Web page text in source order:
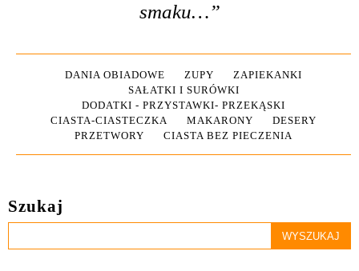
smaku…”
DANIA OBIADOWE ZUPY
ZAPIEKANKI
SAŁATKI I SURÓWKI
DODATKI - PRZYSTAWKI- PRZEKĄSKI
CIASTA-CIASTECZKA
MAKARONY
DESERY
PRZETWORY
CIASTA BEZ PIECZENIA
Szukaj